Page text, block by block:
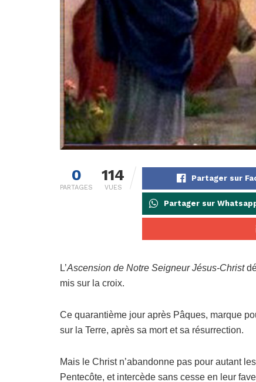
0
PARTAGES
114
VUES
Partager sur
Partager sur
L’Ascension de Notre Seigneur Jésus-Christ
mis sur la croix.
Ce quarantième jour après Pâques, marque
sur la Terre, après sa mort et sa résurrection.
Mais le Christ n’abandonne pas pour autant
Pentecôte, et intercède sans cesse en leur